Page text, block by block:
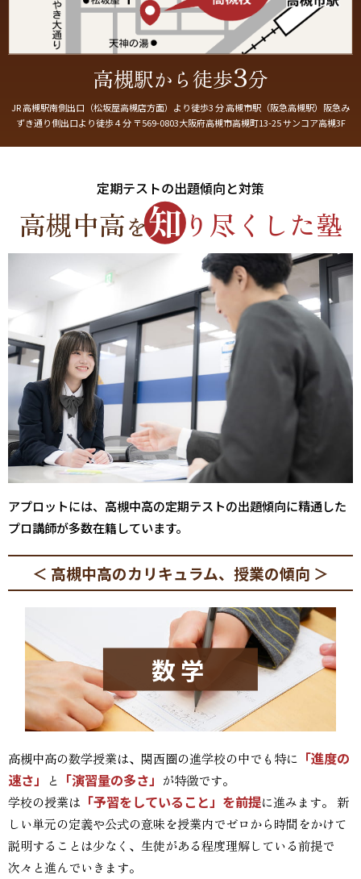
高槻駅から徒歩3分
JR 高槻駅南側出口（松坂屋高槻店方面）より徒歩3 分 高槻市駅（阪急高槻駅）阪急み
ずき通り側出口より徒歩４分 〒569-0803大阪府高槻市高槻町13-25 サンコア高槻3F
定期テストの出題傾向と対策
高槻中高を知り尽くした塾
アプロットには、高槻中高の定期テストの出題傾向に精通した
プロ講師が多数在籍しています。
＜ 高槻中高のカリキュラム、授業の傾向 ＞
数学
高槻中高の数学授業は、関西圏の進学校の中でも特に 「進度の
速さ」
と 「演習量の多さ」 が特徴です。
学校の授業は 「予習をしていること」を前提に進みます。 新
しい単元の定義や公式の意味を授業内でゼロから時間をかけて
説明することは少なく、生徒がある程度理解している前提で
次々と進んでいきます。